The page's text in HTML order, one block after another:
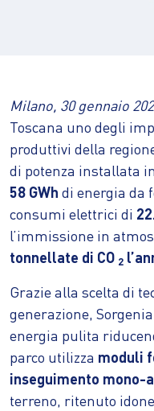
Milano, 30 gennaio
Toscana uno degli
produttivi della
di potenza installata
58 GWh di energia da
consumi elettrici di
l’immissione in
tonnellate di CO 2
Grazie alla scelta di
generazione,
energia pulita
parco utilizza moduli
inseguimento mono-
terreno, ritenuto